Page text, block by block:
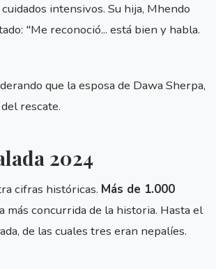
intensivos. Su hija, Mhendo
"Me reconoció... está bien y habla.
que la esposa de Dawa Sherpa,
rescate.
2024
cifras históricas. Más de 1.000
más concurrida de la historia. Hasta el
de las cuales tres eran nepalíes.